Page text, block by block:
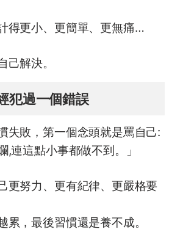
得更小、更簡單、更無痛…
己解決。
犯過一個錯誤
失敗，第一個念頭就是罵自己:
,連這點小事都做不到。」
更努力、更有紀律、更嚴格要
累，最後習慣還是養不成。